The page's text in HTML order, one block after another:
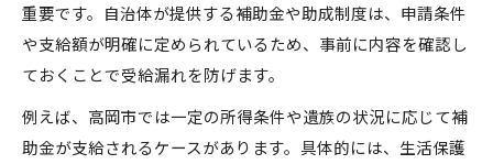
重要です。自治体が提供する補助金や助成制度は、申請条件
や支給額が明確に定められているため、事前に内容を確認し
ておくことで受給漏れを防げます。
例えば、高岡市では一定の所得条件や遺族の状況に応じて補
助金が支給されるケースがあります。具体的には、生活保護